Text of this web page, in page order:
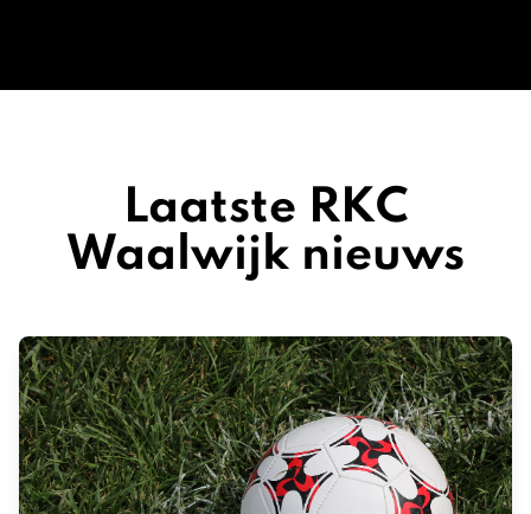
Laatste RKC
Waalwijk nieuws